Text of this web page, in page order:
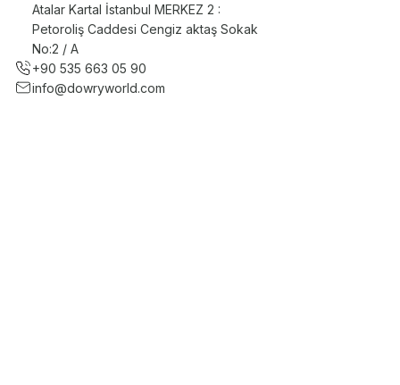
Atalar Kartal İstanbul MERKEZ 2 :
Petoroliş Caddesi Cengiz aktaş Sokak
No:2 / A
+90 535 663 05 90
info@dowryworld.com